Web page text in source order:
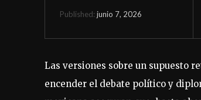
Published: junio 7, 2026
Las versiones sobre un supuesto
encender el debate político y